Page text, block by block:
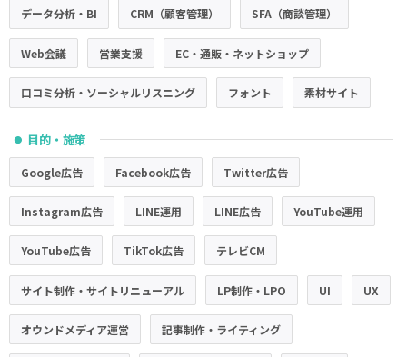
データ分析・BI CRM（顧客管理） SFA（商談管理）
Web会議 営業支援 EC・通販・ネットショップ
口コミ分析・ソーシャルリスニング フォント 素材サイト
● 目的・施策
Google広告 Facebook広告 Twitter広告
Instagram広告 LINE運用 LINE広告 YouTube運用
YouTube広告 TikTok広告 テレビCM
サイト制作・サイトリニューアル LP制作・LPO UI UX
オウンドメディア運営 記事制作・ライティング